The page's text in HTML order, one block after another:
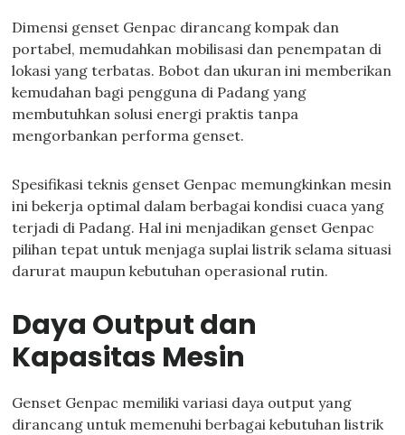
Dimensi genset Genpac dirancang kompak dan
portabel, memudahkan mobilisasi dan penempatan di
lokasi yang terbatas. Bobot dan ukuran ini memberikan
kemudahan bagi pengguna di Padang yang
membutuhkan solusi energi praktis tanpa
mengorbankan performa genset.
Spesifikasi teknis genset Genpac memungkinkan mesin
ini bekerja optimal dalam berbagai kondisi cuaca yang
terjadi di Padang. Hal ini menjadikan genset Genpac
pilihan tepat untuk menjaga suplai listrik selama situasi
darurat maupun kebutuhan operasional rutin.
Daya Output dan
Kapasitas Mesin
Genset Genpac memiliki variasi daya output yang
dirancang untuk memenuhi berbagai kebutuhan listrik